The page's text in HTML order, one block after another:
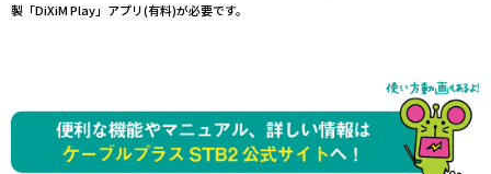
製「DiXiM Play」アプリ(有料)が必要です。